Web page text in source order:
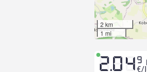
2 km
1 mi
2.04 9
€/l